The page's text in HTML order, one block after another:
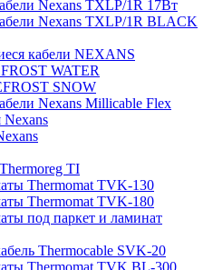
Nexans TXLP/1R 17Вт
Nexans TXLP/1R BLACK
кабели NEXANS
WATER
SNOW
Nexans Millicable Flex
Nexans
TI
Thermomat TVK-130
Thermomat TVK-180
под паркет и ламинат
Thermocable SVK-20
Thermomat TVK BL-300